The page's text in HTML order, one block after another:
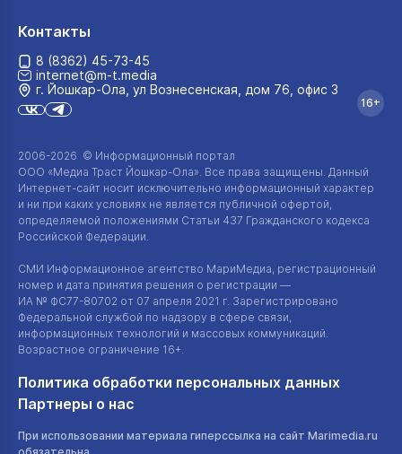
2006-2026 © Информационный портал
ООО «Медиа Траст Йошкар-Ола». Все права защищены. Данный
Интернет-сайт носит исключительно информационный характер
и ни при каких условиях не является публичной офертой,
определяемой положениями Статьи 437 Гражданского кодекса
Российской Федерации.
СМИ Информационное агентство МариМедиа, регистрационный
номер и дата принятия решения о регистрации —
ИА № ФС77-80702 от 07 апреля 2021 г. Зарегистрировано
Федеральной службой по надзору в сфере связи,
информационных технологий и массовых коммуникаций.
Возрастное ограничение 16+.
Политика обработки персональных данных
Партнеры о нас
При использовании материала гиперссылка на сайт Marimedia.ru
Контакты
8 (8362) 45-73-45
internet@m-t.media
г. Йошкар‑Ола, ул Вознесенская, дом 76, офис 3
16+